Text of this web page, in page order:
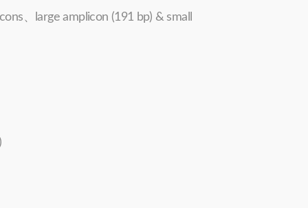
、large amplicon (191 bp) & small